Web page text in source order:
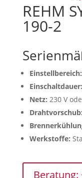
REHM
190-2
Einstellbereich:
Einschaltdauer:
Netz: 230 V
Drahtvorschub:
Werkstoffe:
Beratung: